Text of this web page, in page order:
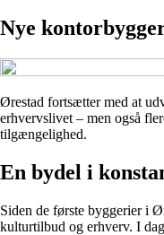
Nye
Ørestad fortsætter med at
erhvervslivet – men også
tilgængelighed.
En bydel i
Siden de første byggerier i
kulturtilbud og erhverv. I